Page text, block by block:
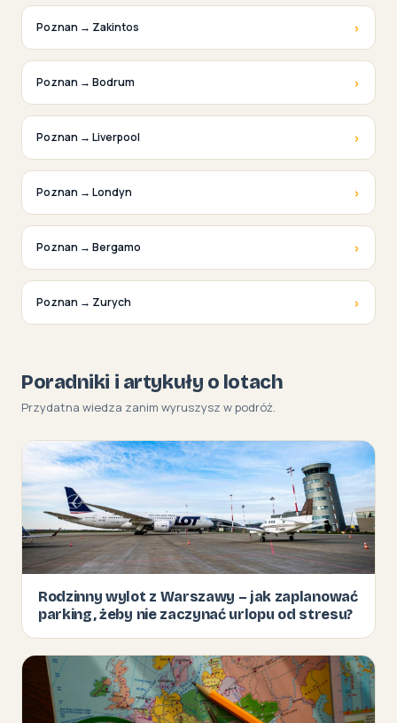
Poznan → Zakintos ›
Poznan → Bodrum ›
Poznan → Liverpool ›
Poznan → Londyn ›
Poznan → Bergamo ›
Poznan → Zurych ›
Poradniki i artykuły o lotach
Przydatna wiedza zanim wyruszysz w podróż.
Rodzinny wylot z Warszawy – jak zaplanować
parking, żeby nie zaczynać urlopu od stresu?